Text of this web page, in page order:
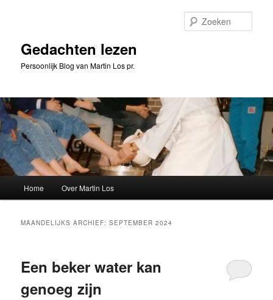
Gedachten lezen
Persoonlijk Blog van Martin Los pr.
Home Over Martin Los
MAANDELIJKS ARCHIEF:SEPTEMBER 2024
Een beker water kan
genoeg zijn